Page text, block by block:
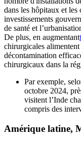
dans les hôpitaux et les
investissements
de santé et
De plus, en augmentant
chirurgicales alimentent
décontamination
chirurgicaux dans la
Par exemple,
octobre 2024,
visitent l’Inde
compris des
Amérique latine,